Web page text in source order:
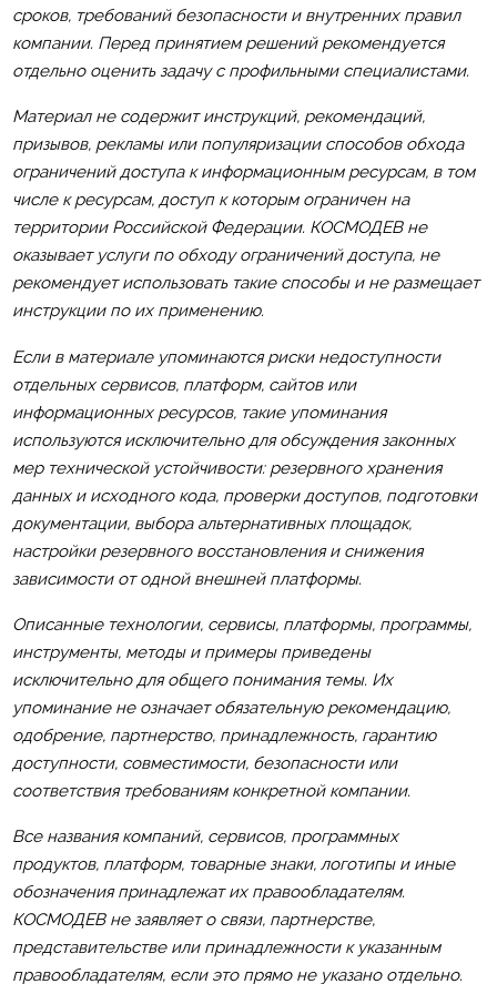
сроков, требований безопасности и внутренних правил
компании. Перед принятием решений рекомендуется
отдельно оценить задачу с профильными специалистами.
Материал не содержит инструкций, рекомендаций,
призывов, рекламы или популяризации способов обхода
ограничений доступа к информационным ресурсам, в том
числе к ресурсам, доступ к которым ограничен на
территории Российской Федерации. КОСМОДЕВ не
оказывает услуги по обходу ограничений доступа, не
рекомендует использовать такие способы и не размещает
инструкции по их применению.
Если в материале упоминаются риски недоступности
отдельных сервисов, платформ, сайтов или
информационных ресурсов, такие упоминания
используются исключительно для обсуждения законных
мер технической устойчивости: резервного хранения
данных и исходного кода, проверки доступов, подготовки
документации, выбора альтернативных площадок,
настройки резервного восстановления и снижения
зависимости от одной внешней платформы.
Описанные технологии, сервисы, платформы, программы,
инструменты, методы и примеры приведены
исключительно для общего понимания темы. Их
упоминание не означает обязательную рекомендацию,
одобрение, партнерство, принадлежность, гарантию
доступности, совместимости, безопасности или
соответствия требованиям конкретной компании.
Все названия компаний, сервисов, программных
продуктов, платформ, товарные знаки, логотипы и иные
обозначения принадлежат их правообладателям.
КОСМОДЕВ не заявляет о связи, партнерстве,
представительстве или принадлежности к указанным
правообладателям, если это прямо не указано отдельно.